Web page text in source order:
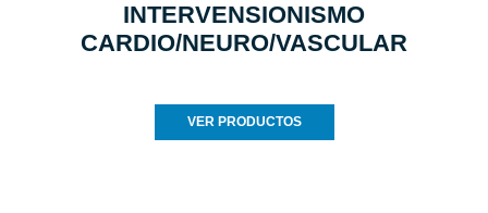
INTERVENSIONISMO
CARDIO/NEURO/VASCULAR
VER PRODUCTOS